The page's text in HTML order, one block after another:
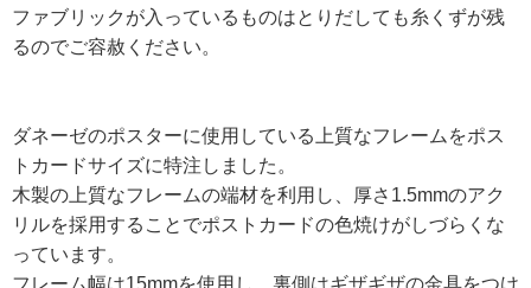
ファブリックが入っているものはとりだしても糸くずが残
るのでご容赦ください。
ダネーゼのポスターに使用している上質なフレームをポス
トカードサイズに特注しました。
木製の上質なフレームの端材を利用し、厚さ1.5mmのアク
リルを採用することでポストカードの色焼けがしづらくな
っています。